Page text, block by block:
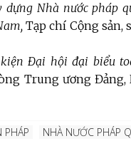
dựng Nhà nước pháp
Tạp chí Cộng sản,
Đại hội đại biểu
Trung ương Đảng,
PHÁP NHÀ NƯỚC PHÁP